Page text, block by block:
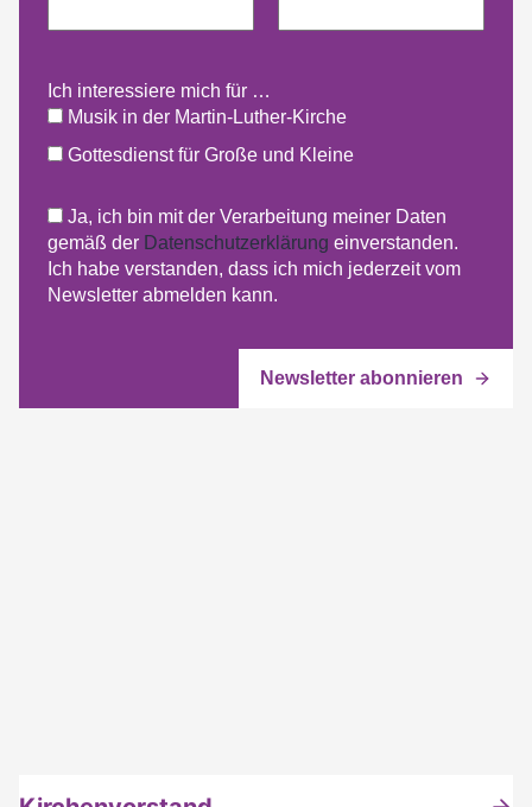
Ich interessiere mich für …
Musik in der Martin-Luther-Kirche
Gottesdienst für Große und Kleine
Ja, ich bin mit der Verarbeitung meiner Daten
gemäß der Datenschutzerklärung einverstanden.
Ich habe verstanden, dass ich mich jederzeit vom
Newsletter abmelden kann.